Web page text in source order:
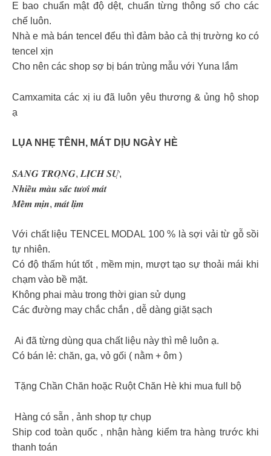
E bao chuẩn mật độ dệt, chuẩn từng thông số cho các
chế luôn.
Nhà e mà bán tencel đểu thì đảm bảo cả thị trường ko có
tencel xịn
Cho nên các shop sợ bị bán trùng mẫu với Yuna lắm
Camxamita các xị iu đã luôn yêu thương & ủng hộ shop
ạ
LỤA NHẸ TÊNH, MÁT DỊU NGÀY HÈ
𝑺𝑨𝑵𝑮 𝑻𝑹𝑶̣𝑵𝑮, 𝑳𝑰̣𝑪𝑯 𝑺𝑼̛̣,
𝑵𝒉𝒊𝒆̂̀𝒖 𝒎𝒂̀𝒖 𝒔𝒂̆́𝒄 𝒕𝒖̛𝒐̛𝒊 𝒎𝒂́𝒕
𝑴𝒆̂̀𝒎 𝒎𝒊̣𝒏, 𝒎𝒂́𝒕 𝒍𝒊̣𝒎
Với chất liệu TENCEL MODAL 100 % là sợi vải từ gỗ sồi
tự nhiên.
Có độ thấm hút tốt , mềm mịn, mượt tạo sự thoải mái khi
chạm vào bề mặt.
Không phai màu trong thời gian sử dụng
Các đường may chắc chắn , dễ dàng giặt sạch
Ai đã từng dùng qua chất liệu này thì mê luôn ạ.
Có bán lẻ: chăn, ga, vỏ gối ( nằm + ôm )
Tặng Chần Chăn hoặc Ruột Chăn Hè khi mua full bộ
Hàng có sẵn , ảnh shop tự chụp
Ship cod toàn quốc , nhận hàng kiểm tra hàng trước khi
thanh toán